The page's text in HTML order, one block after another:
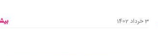
3 خرداد 1402